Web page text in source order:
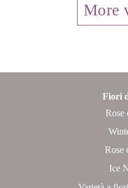
More
Fiori
Rose
Rose
Ice